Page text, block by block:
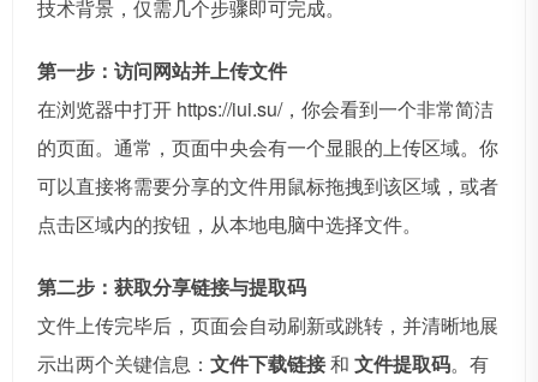
技术背景，仅需几个步骤即可完成。
第一步：访问网站并上传文件
在浏览器中打开 https://iui.su/，你会看到一个非常简洁
的页面。通常，页面中央会有一个显眼的上传区域。你
可以直接将需要分享的文件用鼠标拖拽到该区域，或者
点击区域内的按钮，从本地电脑中选择文件。
第二步：获取分享链接与提取码
文件上传完毕后，页面会自动刷新或跳转，并清晰地展
示出两个关键信息： 文件下载链接和 文件提取码。有